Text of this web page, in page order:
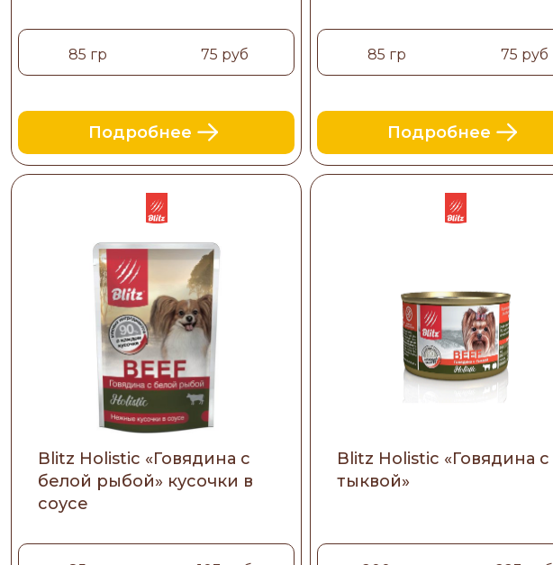
85 гр 75 руб
Подробнее
85 гр 75 руб
Подробнее
Blitz Holistic «Говядина с
белой рыбой» кусочки в
соусе
Blitz Holistic «Говядина с
тыквой»